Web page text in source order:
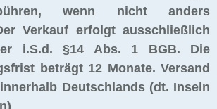
wenn nicht anders
Verkauf erfolgt ausschließlich
i.S.d. §14 Abs. 1 BGB. Die
beträgt 12 Monate. Versand
Deutschlands (dt. Inseln